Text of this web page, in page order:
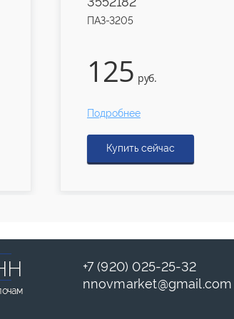
ПАЗ-3205
125 руб.
Подробнее
Купить сейчас
+7 (920) 025-25-32
nnovmarket@gmail.com